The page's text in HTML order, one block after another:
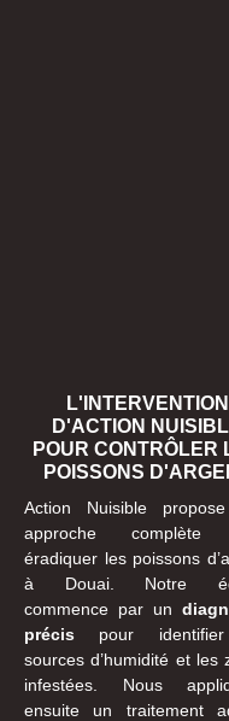
L'INTERVENTION
D'ACTION
POUR CONTRÔLER
POISSONS
Action Nuisible
approche complète
éradiquer les poissons
à Douai. Notre
commence par un
précis pour
sources d’humidité et les
infestées. Nous
ensuite un traitement